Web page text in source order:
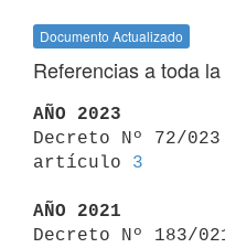
Documento Actualizado
Referencias a toda
AÑO 2023
Decreto Nº 72/
artículo 3
AÑO 2021
Decreto Nº 183/